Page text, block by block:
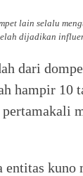
lain selalu
dijadikan
dari
hampir 10